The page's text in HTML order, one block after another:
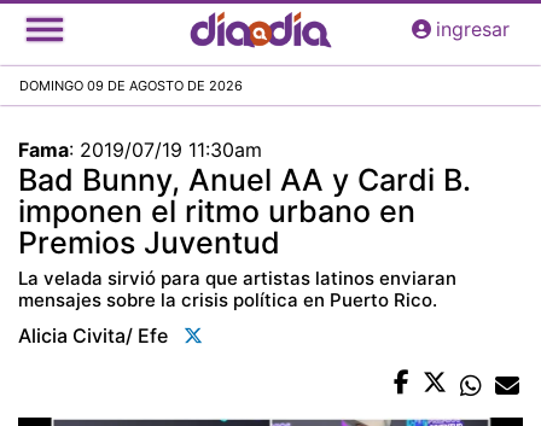
Pasar
al
principal
ingresar
DOMINGO 09 DE AGOSTO DE 2026
Fama: 2019/07/19 11:30am
Bad Bunny, Anuel AA y Cardi B.
imponen el ritmo urbano en
Premios Juventud
La velada sirvió para que artistas latinos enviaran
mensajes sobre la crisis política en Puerto Rico.
Alicia Civita/ Efe